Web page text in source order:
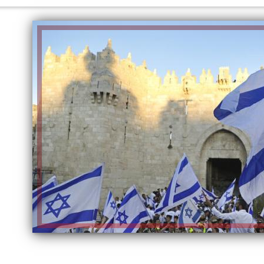
إلهام شرشر تكتب: دي مبقتش كورة..
دي سياسة
الكاتبة إلهام شرشر تهنئ الرئيس
السيسي بعيد ميلاده وتُشيد بجهوده